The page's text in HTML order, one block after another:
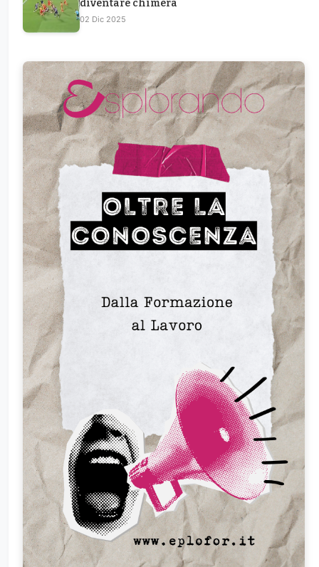
diventare chimera
02 Dic 2025